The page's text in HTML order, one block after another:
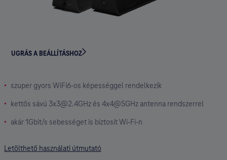
UGRÁS A BEÁLLÍTÁSHOZ
szuper gyors WiFi6-os képességgel rendelkezik
kettős sávú 3x3@2.4GHz és 4x4@5GHz antenna rendszerrel
akár 1Gbit/s sebességet is biztosít Wi-Fi-n
Letölthető használati útmutató